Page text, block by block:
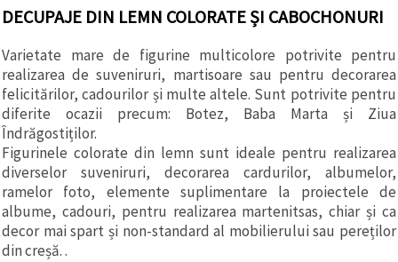
cookie -uri.
Cu toate
sunt diferite
de cele pe
care le
cunoașteți,
suntem
siguri că
veți avea
cea mai
tare
experiență
aici,
amintindu-
vă de
preferințele
și re-
DECUPAJE DIN LEMN COLORATE ȘI CABOCHONURI
Varietate mare de figurine multicolore potrivite pentru
realizarea de suveniruri, martisoare sau pentru decorarea
felicitărilor, cadourilor și multe altele. Sunt potrivite pentru
diferite ocazii precum: Botez, Baba Marta și Ziua
Îndrăgostiților.
Figurinele colorate din lemn sunt ideale pentru realizarea
diverselor suveniruri, decorarea cardurilor, albumelor,
ramelor foto, elemente suplimentare la proiectele de
albume, cadouri, pentru realizarea martenitsas, chiar și ca
decor mai spart și non-standard al mobilierului sau pereților
din creșă. .